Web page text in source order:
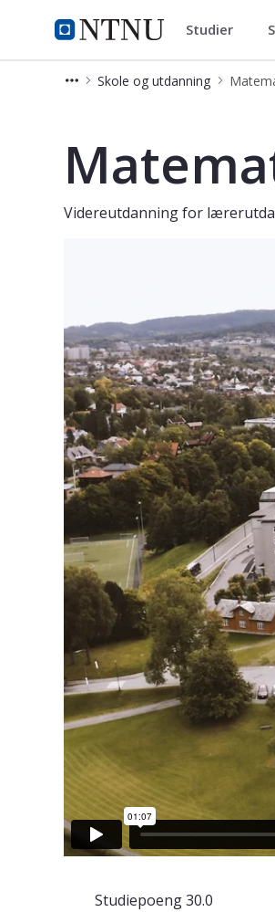
NTNU Hjemmeside
Videreutdanning
Studier
Skole og utdanning
Videreutdanning for
Studiepoeng30.0